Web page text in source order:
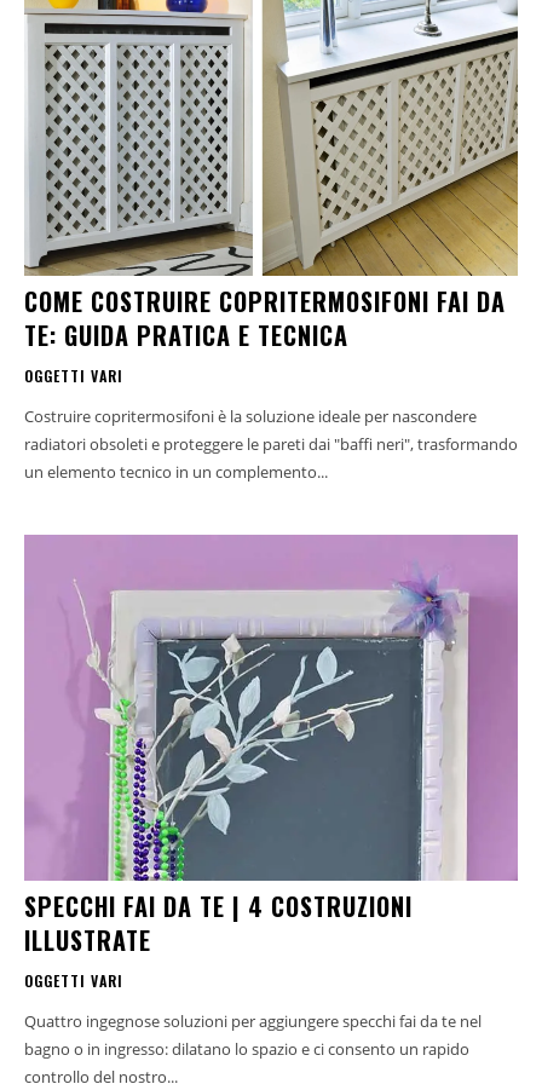
COME COSTRUIRE COPRITERMOSIFONI FAI DA
TE: GUIDA PRATICA E TECNICA
OGGETTI VARI
Costruire copritermosifoni è la soluzione ideale per nascondere
radiatori obsoleti e proteggere le pareti dai "baffi neri", trasformando
un elemento tecnico in un complemento...
SPECCHI FAI DA TE | 4 COSTRUZIONI
ILLUSTRATE
OGGETTI VARI
Quattro ingegnose soluzioni per aggiungere specchi fai da te nel
bagno o in ingresso: dilatano lo spazio e ci consento un rapido
controllo del nostro...